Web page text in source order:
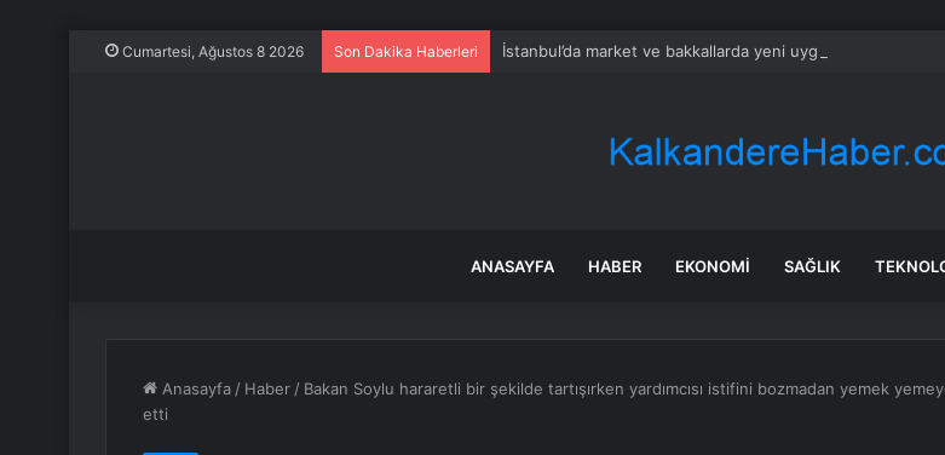
Cumartesi, Ağustos 8 2026 Son Dakika Haberleri İstanbul’da market ve bakkallarda yeni uygulama devreye
ANASAYFA HABER EKONOMI SAĞLIK
Anasayfa / Haber / Bakan Soylu hararetli bir şekilde tartışırken yardımcısı istifini bozmadan yemek
etti